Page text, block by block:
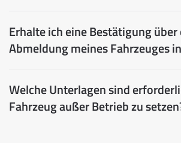
Erhalte ich eine Bestätigung über
Abmeldung meines Fahrzeuges
Welche Unterlagen sind
Fahrzeug außer Betrieb zu